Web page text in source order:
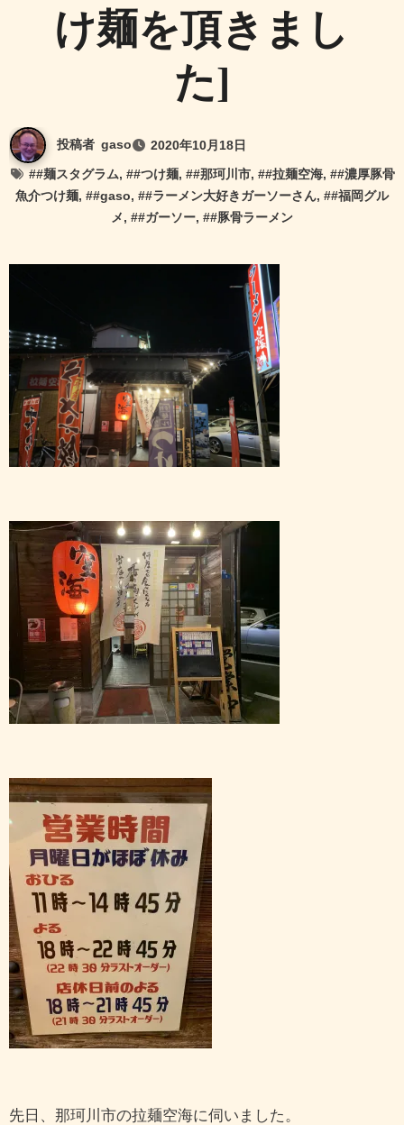
け麺を頂きまし
た]
投稿者 gaso
2020年10月18日
##麺スタグラム, ##つけ麺, ##那珂川市, ##拉麺空海, ##濃厚豚骨
魚介つけ麺, ##gaso, ##ラーメン大好きガーソーさん, ##福岡グル
メ, ##ガーソー, ##豚骨ラーメン
先日、那珂川市の拉麺空海に伺いました。